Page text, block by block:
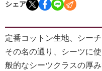
シェア
定番コットン生地、シー
その名の通り、シーツに
般的なシーツクラスの厚み